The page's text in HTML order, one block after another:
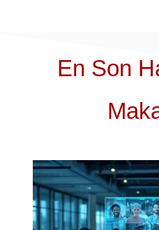
En Son